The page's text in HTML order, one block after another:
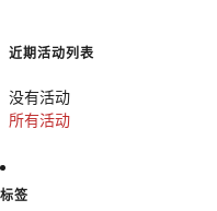
近期活动列表
没有活动
所有活动
标签